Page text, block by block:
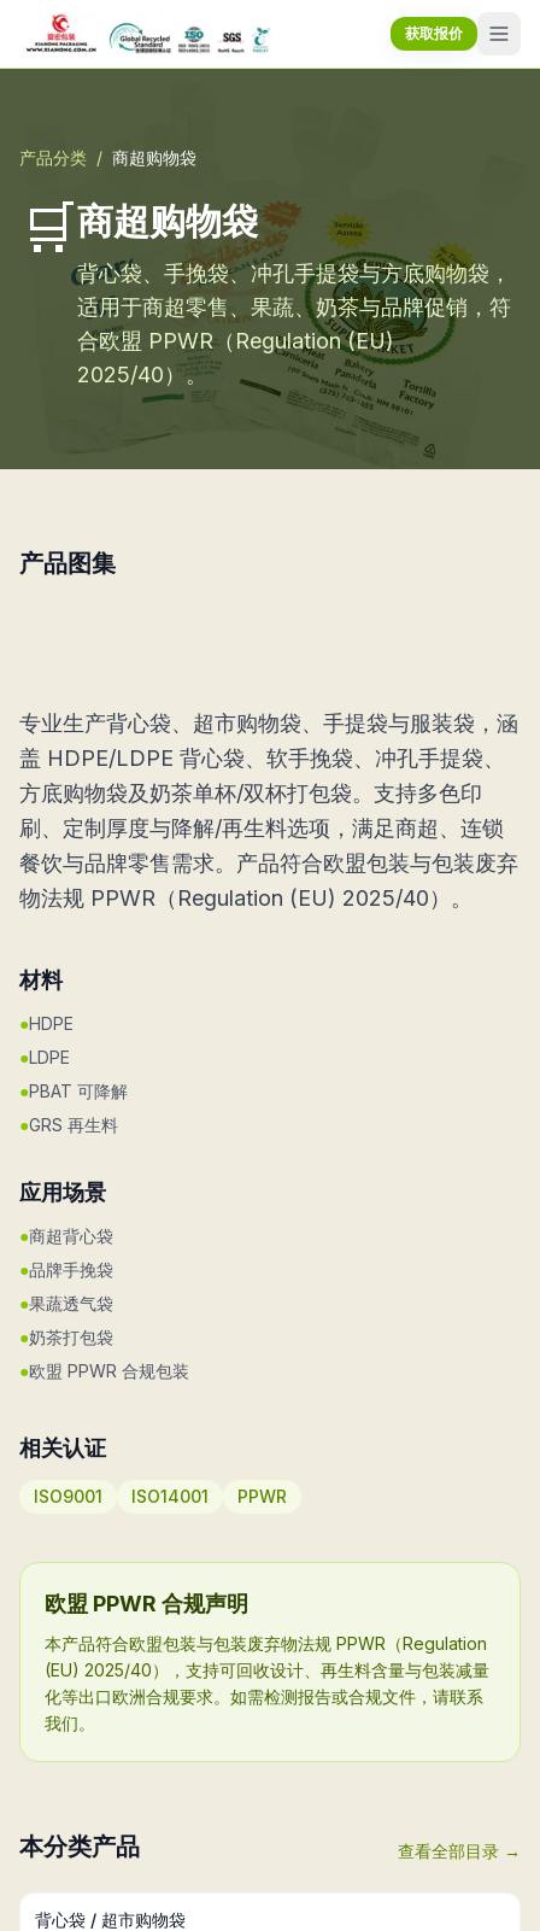
获取报价
产品分类 / 商超购物袋
🛒商超购物袋
背心袋、手挽袋、冲孔手提袋与方底购物袋，
适用于商超零售、果蔬、奶茶与品牌促销，符
合欧盟 PPWR（Regulation (EU)
2025/40）。
产品图集
专业生产背心袋、超市购物袋、手提袋与服装袋，涵
盖 HDPE/LDPE 背心袋、软手挽袋、冲孔手提袋、
方底购物袋及奶茶单杯/双杯打包袋。支持多色印
刷、定制厚度与降解/再生料选项，满足商超、连锁
餐饮与品牌零售需求。产品符合欧盟包装与包装废弃
物法规 PPWR（Regulation (EU) 2025/40）。
材料
●HDPE
●LDPE
●PBAT 可降解
●GRS 再生料
应用场景
●商超背心袋
●品牌手挽袋
●果蔬透气袋
●奶茶打包袋
●欧盟 PPWR 合规包装
相关认证
ISO9001 ISO14001 PPWR
欧盟 PPWR 合规声明
本产品符合欧盟包装与包装废弃物法规 PPWR（Regulation
(EU) 2025/40），支持可回收设计、再生料含量与包装减量
化等出口欧洲合规要求。如需检测报告或合规文件，请联系
我们。
本分类产品 查看全部目录 →
背心袋 / 超市购物袋